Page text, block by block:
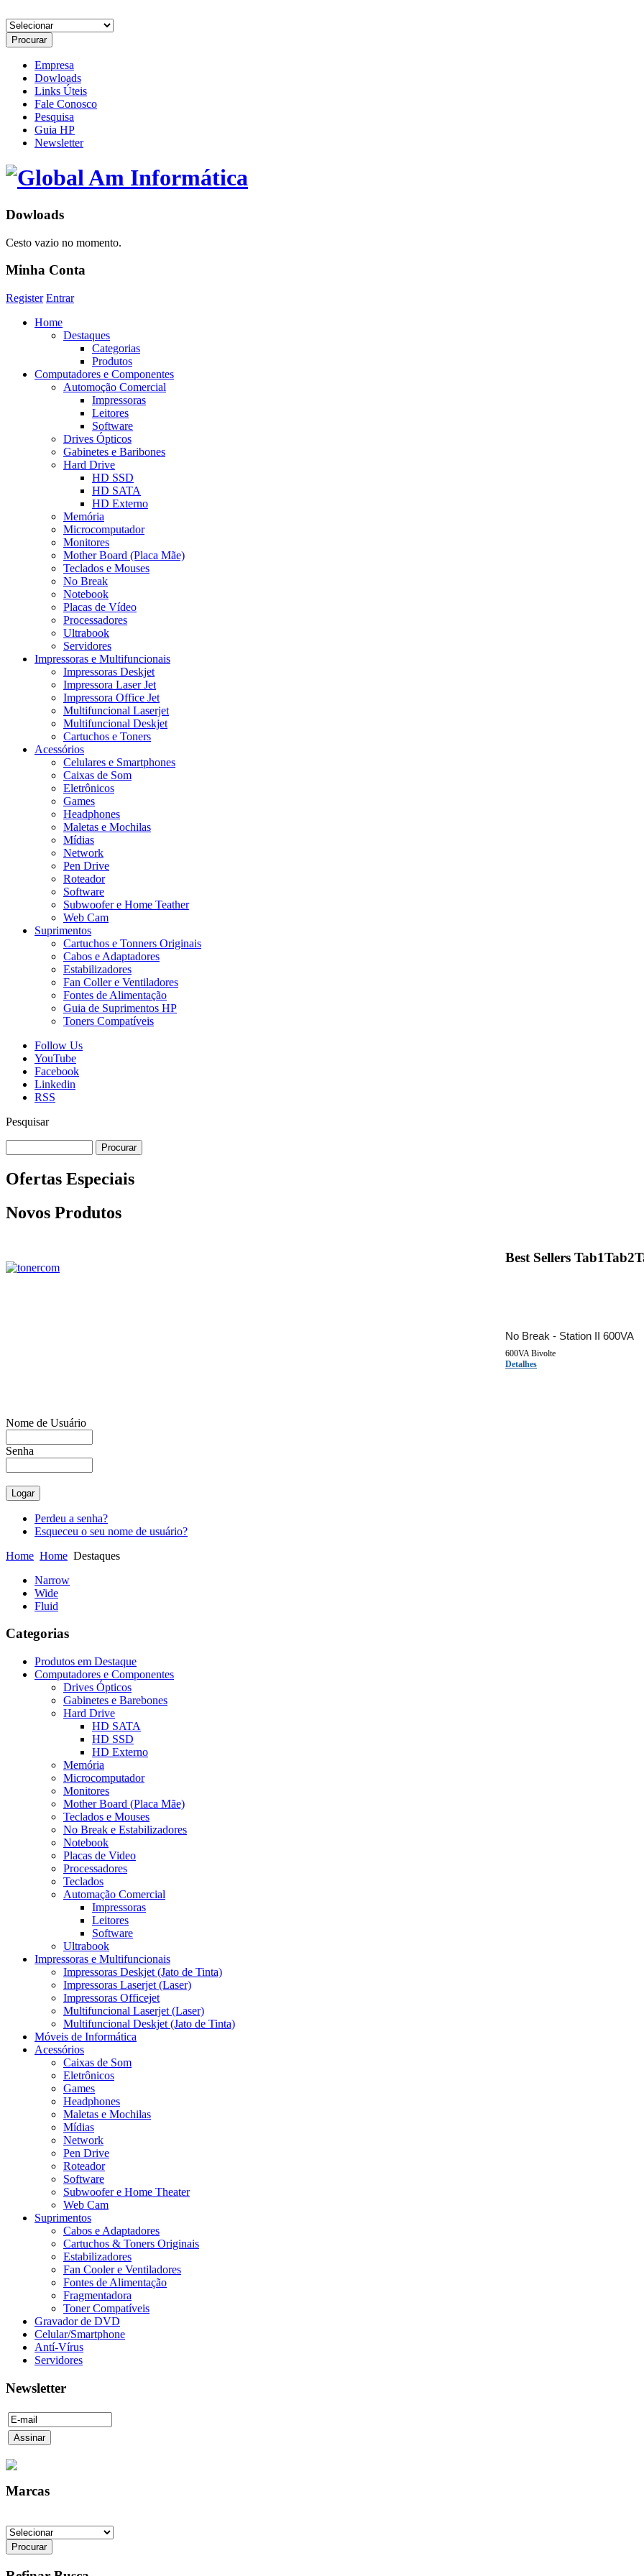
Empresa
Dowloads
Links Úteis
Fale Conosco
Pesquisa
Guia HP
Newsletter
Dowloads
Cesto vazio no momento.
Minha Conta
Register Entrar
Home
Destaques
Categorias
Produtos
Computadores e Componentes
Automoção Comercial
Impressoras
Leitores
Software
Drives Ópticos
Gabinetes e Baribones
Hard Drive
HD SSD
HD SATA
HD Externo
Memória
Microcomputador
Monitores
Mother Board (Placa Mãe)
Teclados e Mouses
No Break
Notebook
Placas de Vídeo
Processadores
Ultrabook
Servidores
Impressoras e Multifuncionais
Impressoras Deskjet
Impressora Laser Jet
Impressora Office Jet
Multifuncional Laserjet
Multifuncional Deskjet
Cartuchos e Toners
Acessórios
Celulares e Smartphones
Caixas de Som
Eletrônicos
Games
Headphones
Maletas e Mochilas
Mídias
Network
Pen Drive
Roteador
Software
Subwoofer e Home Teather
Web Cam
Suprimentos
Cartuchos e Tonners Originais
Cabos e Adaptadores
Estabilizadores
Fan Coller e Ventiladores
Fontes de Alimentação
Guia de Suprimentos HP
Toners Compatíveis
Follow Us
YouTube
Facebook
Linkedin
RSS
Pesquisar
Ofertas Especiais
Novos Produtos
PreviousNext
Best Sellers Tab1Tab2
No Break - Station II 600VA
600VA Bivolte
Detalhes
Novos Produtos e Lançamentos na Global AM Informática!
Monitor LG LED 19,5´ HD D-SUB/VESA Preto
Nome de Usuário
Senha
Perdeu a senha?
Esqueceu o seu nome de usuário?
Home Home Destaques
Narrow
Wide
Fluid
Categorias
Produtos em Destaque
Computadores e Componentes
Drives Ópticos
Gabinetes e Barebones
Hard Drive
HD SATA
HD SSD
HD Externo
Memória
Microcomputador
Monitores
Mother Board (Placa Mãe)
Teclados e Mouses
No Break e Estabilizadores
Notebook
Placas de Video
Processadores
Teclados
Automação Comercial
Impressoras
Leitores
Software
Ultrabook
Impressoras e Multifuncionais
Impressoras Deskjet (Jato de Tinta)
Impressoras Laserjet (Laser)
Impressoras Officejet
Multifuncional Laserjet (Laser)
Multifuncional Deskjet (Jato de Tinta)
Móveis de Informática
Acessórios
Caixas de Som
Eletrônicos
Games
Headphones
Maletas e Mochilas
Mídias
Network
Pen Drive
Roteador
Software
Subwoofer e Home Theater
Web Cam
Suprimentos
Cabos e Adaptadores
Cartuchos & Toners Originais
Estabilizadores
Fan Cooler e Ventiladores
Fontes de Alimentação
Fragmentadora
Toner Compatíveis
Gravador de DVD
Celular/Smartphone
Antí-Vírus
Servidores
Newsletter
Marcas